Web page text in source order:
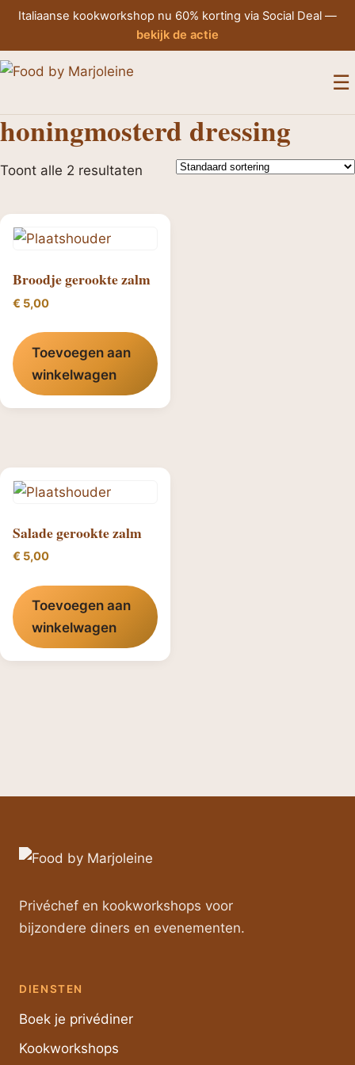
Italiaanse kookworkshop nu 60% korting via Social Deal —
bekijk de actie
☰
honingmosterd dressing
Toont alle 2 resultaten
Broodje gerookte zalm
€ 5,00
Toevoegen aan
winkelwagen
Salade gerookte zalm
€ 5,00
Toevoegen aan
winkelwagen
Privéchef en kookworkshops voor
bijzondere diners en evenementen.
DIENSTEN
Boek je privédiner
Kookworkshops